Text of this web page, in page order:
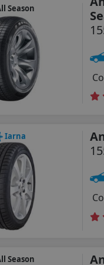
Season
Iarna
Season